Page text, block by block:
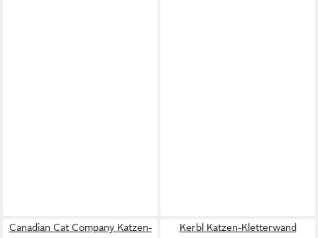
Canadian Cat Company Katzen-
Kerbl Katzen-Kletterwand